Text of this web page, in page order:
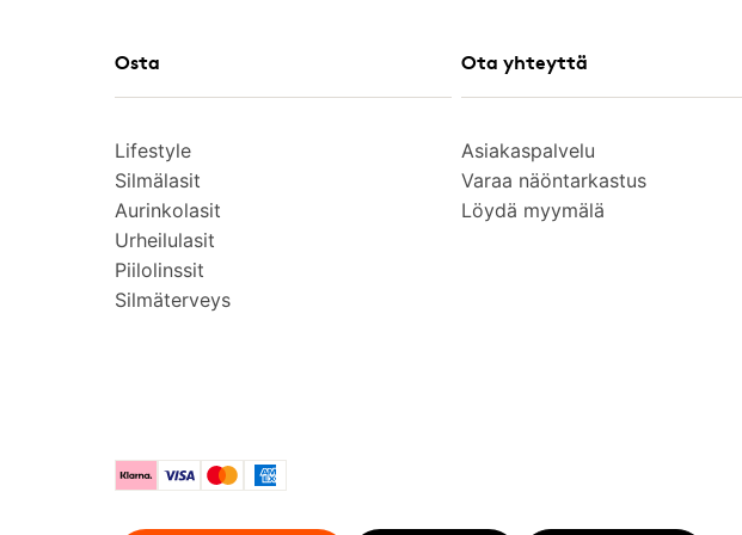
Osta
Lifestyle
Silmälasit
Aurinkolasit
Urheilulasit
Piilolinssit
Silmäterveys
Ota yhteyttä
Asiakaspalvelu
Varaa näöntarkastus
Löydä myymälä
KlarnaVisa MastercardAmerican Express